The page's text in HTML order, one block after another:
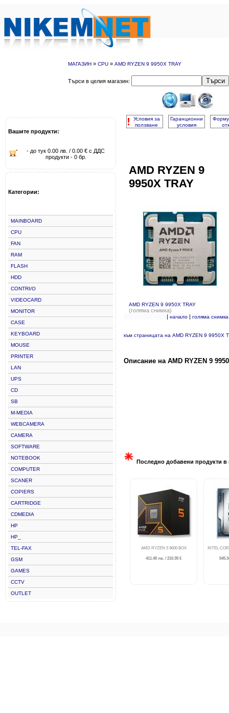
МАГАЗИН » CPU » AMD RYZEN 9 9950X TRAY
Търси в целия магазин: Търси
Вашите продукти:
- до тук 0.00 лв. / 0.00 € с ДДС
продукти - 0 бр.
Категории:
MAINBOARD
CPU
FAN
RAM
FLASH
HDD
CONTRI/O
VIDEOCARD
MONITOR
CASE
KEYBOARD
MOUSE
PRINTER
LAN
UPS
CD
SB
M-MEDIA
WEBCAMERA
CAMERA
SOFTWARE
NOTEBOOK
COMPUTER
SCANER
COPIERS
CARTRIDGE
CDMEDIA
HP
HP_
TEL-FAX
GSM
GAMES
CCTV
OUTLET
!
Условия за
ползване
Гаранционни
условия
AMD RYZEN 9
9950X TRAY
AMD RYZEN 9 9950X TRAY
(голяма снимка)
| начало| голяма снимка
към страницата на AMD RYZEN 9 9950X
Описание на AMD RYZEN 9
Последно добавени продукти в
AMD RYZEN 5 9600 BOX
411.40 лв. / 210.35 €
INTEL